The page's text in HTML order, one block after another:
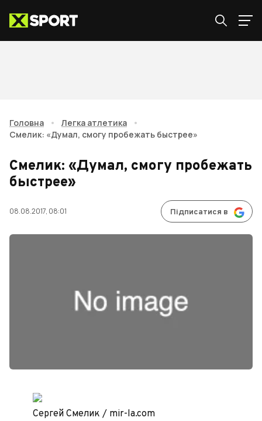
Головна • Легка атлетика
•
Смелик: «Думал, смогу пробежать быстрее»
Смелик: «Думал, смогу пробежать
быстрее»
08.08.2017, 08:01 Підписатися в
Сергей Смелик / mir-la.com